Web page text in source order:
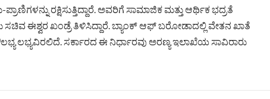
ರಕ್ಷಿಸುತ್ತಿದ್ದಾರೆ. ಅವರಿಗೆ ಸಾಮಾಜಿಕ ಮತ್ತು ಆರ್ಥಿಕ ಭದ್ರತೆ
ಈಶ್ವರ ಖಂಡ್ರೆ ತಿಳಿಸಿದ್ದಾರೆ. ಬ್ಯಾಂಕ್ ಆಫ್ ಬರೋಡಾದಲ್ಲಿ ವೇತನ ಖಾತೆ
ಲಭ್ಯವಿರಲಿದೆ. ಸರ್ಕಾರದ ಈ ನಿರ್ಧಾರವು ಅರಣ್ಯ ಇಲಾಖೆಯ ಸಾವಿರಾರು